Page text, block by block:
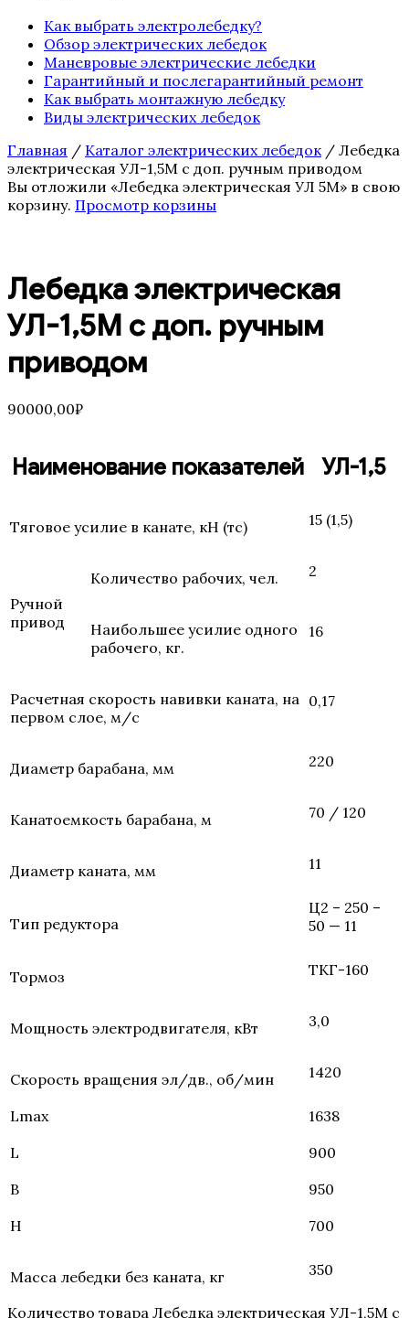
Как выбрать электролебедку?
Обзор электрических лебедок
Маневровые электрические лебедки
Гарантийный и послегарантийный ремонт
Как выбрать монтажную лебедку
Виды электрических лебедок
Главная / Каталог электрических лебедок/ Лебедка
электрическая УЛ-1,5М с доп. ручным приводом
Вы отложили «Лебедка электрическая УЛ 5М» в свою
корзину. Просмотр корзины
Лебедка электрическая
УЛ-1,5М с доп. ручным
приводом
90000,00₽
Наименование показателей УЛ-1,5
Тяговое усилие в канате, кН (тс) 15 (1,5)
Ручной
привод
Количество рабочих, чел. 2
Наибольшее усилие одного
рабочего, кг.
16
Расчетная скорость навивки каната, на
первом слое, м/с
0,17
Диаметр барабана, мм 220
Канатоемкость барабана, м 70 / 120
Диаметр каната, мм 11
Тип редуктора
Ц2 – 250 –
50 — 11
Тормоз ТКГ-160
Мощность электродвигателя, кВт 3,0
Скорость вращения эл/дв., об/мин 1420
Lmax
1638
L
900
B
950
H
700
Масса лебедки без каната, кг 350
Количество товара Лебедка электрическая УЛ-1,5М с